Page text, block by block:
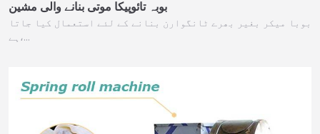
بوبہ تائوپیکا موتی بنانے والی مشین
بوبا میکر بغیر بھرے ٹانگوارن بنانے کے لئے استعمال کیا جاتا
ہے،…